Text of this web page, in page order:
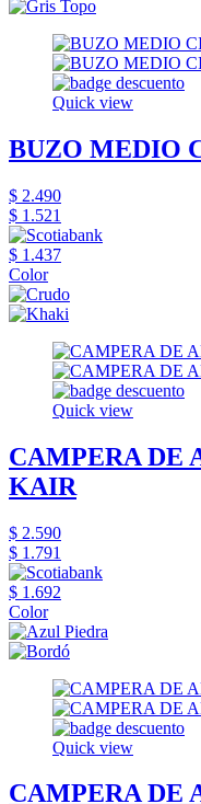
Quick view
BUZO MEDIO
$ 2.490
$ 1.521
$ 1.437
Color
Quick view
CAMPERA DE
KAIR
$ 2.590
$ 1.791
$ 1.692
Color
Quick view
CAMPERA DE